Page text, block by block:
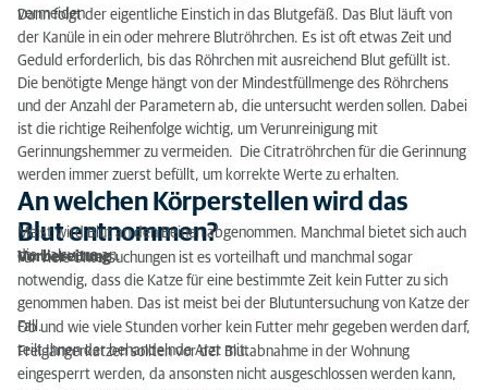
vermeiden.
Dann folgt der eigentliche Einstich in das Blutgefäß. Das Blut läuft von
der Kanüle in ein oder mehrere Blutröhrchen. Es ist oft etwas Zeit und
Geduld erforderlich, bis das Röhrchen mit ausreichend Blut gefüllt ist.
Die benötigte Menge hängt von der Mindestfüllmenge des Röhrchens
und der Anzahl der Parametern ab, die untersucht werden sollen. Dabei
ist die richtige Reihenfolge wichtig, um Verunreinigung mit
Gerinnungshemmer zu vermeiden. Die Citratröhrchen für die Gerinnung
werden immer zuerst befüllt, um korrekte Werte zu erhalten.
An welchen Körperstellen wird das
Blut entnommen?
Meist wird Blut an den Beinen abgenommen. Manchmal bietet sich auch
die Halsvene an.
Vorbereitung
Für viele Untersuchungen ist es vorteilhaft und manchmal sogar
notwendig, dass die Katze für eine bestimmte Zeit kein Futter zu sich
genommen haben. Das ist meist bei der Blutuntersuchung von Katze der
Fall.
Ob und wie viele Stunden vorher kein Futter mehr gegeben werden darf,
teilt Ihnen der behandelnde Arzt mit.
Freigängerkatzen sollten vor der Blutabnahme in der Wohnung
eingesperrt werden, da ansonsten nicht ausgeschlossen werden kann,